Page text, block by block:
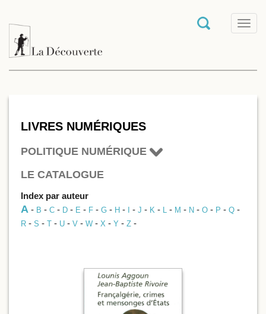
T
o
LIVRES NUMÉRIQUES
POLITIQUE NUMÉRIQUE
LE CATALOGUE
Index par auteur
A - B - C - D - E - F - G - H - - J - K - - M - N - O - P - Q -
R - S - T - U - V - W - X - Y - Z -